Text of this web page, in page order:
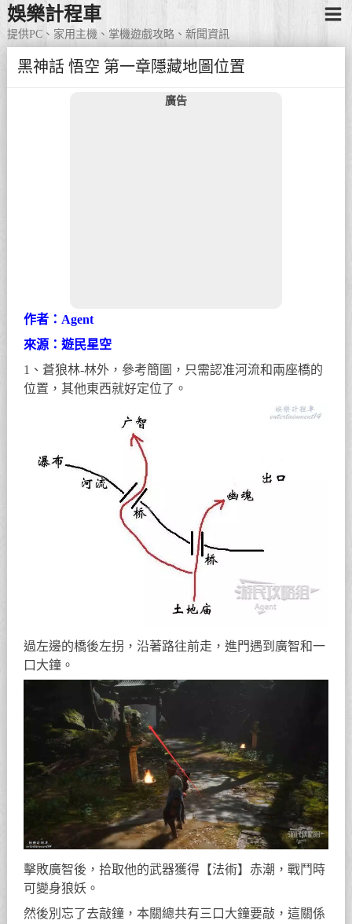
娛樂計程車
提供PC、家用主機、掌機遊戲攻略、新聞資訊
黑神話 悟空 第一章隱藏地圖位置
廣告
作者：Agent
來源：遊民星空
1、蒼狼林-林外，參考簡圖，只需認准河流和兩座橋的
位置，其他東西就好定位了。
過左邊的橋後左拐，沿著路往前走，進門遇到廣智和一
口大鐘。
擊敗廣智後，拾取他的武器獲得【法術】赤潮，戰鬥時
可變身狼妖。
然後別忘了去敲鐘，本關總共有三口大鐘要敲，這關係